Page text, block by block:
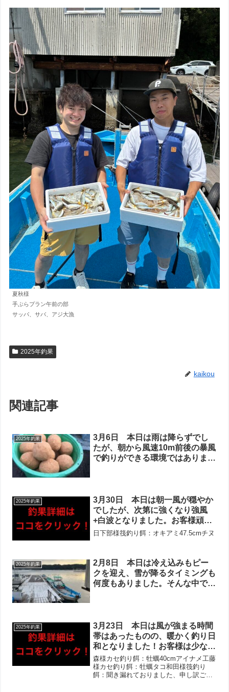
夏秋様
手ぶらプラン午前の部
サッパ、サバ、アジ大漁
2025年釣果
kaikou
関連記事
2025年釣果
3月6日 本日は雨は降らずでし
たが、朝から風速10m前後の暴風
で釣りができる環境ではありませ
ですが、週末から少し回復に向か
いそうです！
2025年釣果
3月30日 本日は朝一風が穏やか
でしたが、次第に強くなり強風
+白波となりました。お客様頑張
ってくださいましたが、寒さが厳
当たりが小さいとのこと。そんな
中、良型チヌをゲットされたお客
様がいらっしゃいました！その他
日下部様筏釣り餌：オキアミ47.5cmチヌ
2025年釣果
2月8日 本日は冷え込みもピー
クを迎え、雪が降るタイミングも
何度もありました。そんな中でし
けたとのことで良かったです‼︎当
たりはあったようですが、釣果は
フグのみでした！
2025年釣果
3月23日 本日は風が強まる時間
帯はあったものの、暖かく釣り日
和となりました！お客様は少なか
ったですが、頑張ってくださいま
した‼︎やはり水温が冷たいとのお
声多く、当たりが小さいとのお話
森様カセ釣り餌：牡蠣40cmアイナメ工藤
様カセ釣り餌：牡蠣タコ和田様筏釣り
餌：聞き漏れておりました、申し訳ござ